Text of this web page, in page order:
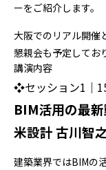
ーをご紹介します。
大阪でのリアル開催
懇親会も予定してお
講演内容
❖セッション1｜
BIM活用の最
米設計 古川智
建築業界ではBIMの